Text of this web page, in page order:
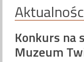
Konkurs na
Muzeum